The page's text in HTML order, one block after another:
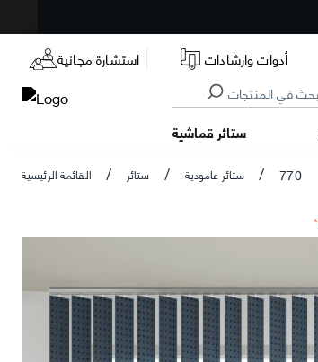
استشارة مجانية أدوات وارشادات
ستائر قماشية
القائمة الرئيسية / ستائر / ستائر عامودية / 770